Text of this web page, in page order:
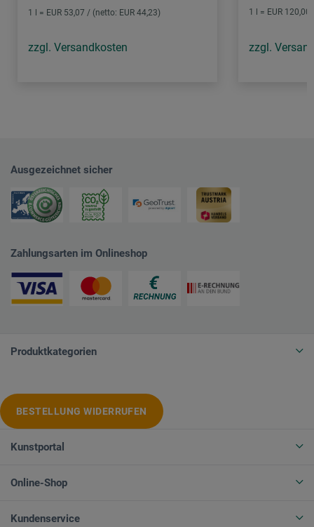
1 l = EUR 53,07 / (netto: EUR 44,23)
zzgl. Versandkosten
1 l = EUR
zzgl.
Ausgezeichnet sicher
Zahlungsarten im Onlineshop
Produktkategorien
BESTELLUNG WIDERRUFEN
Kunstportal
Online-Shop
Kundenservice